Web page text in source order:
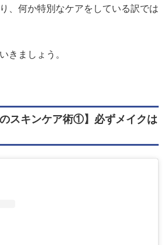
、何か特別なケアをしている訳では
きましょう。
のスキンケア術①】必ずメイクは